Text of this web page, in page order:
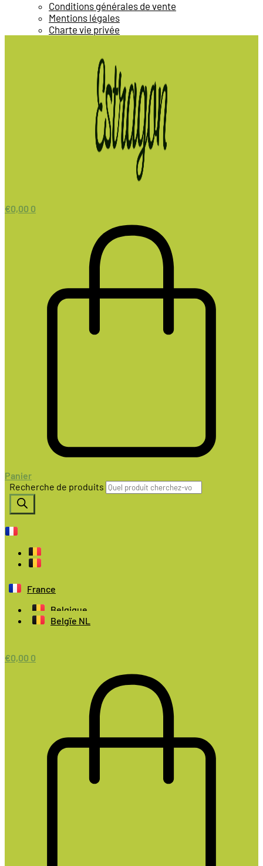
Conditions générales de vente
Mentions légales
Charte vie privée
€0,00 0
Panier
Recherche de produits
France
Belgique
Belgïe NL
€0,00 0